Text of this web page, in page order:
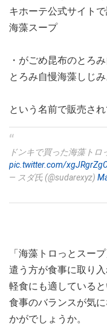
キホーテ公式サイト
海藻スープ
・がごめ昆布のとろ
とろみ自慢海藻しじ
という名前で販売され
ドンキで買った海藻トロ
pic.twitter.com/
— スダ氏 (@sudarexyz)
「海藻トロっとスー
遣う方が食事に取り
軽食にも適している
食事のバランスが気
かがでしょうか。